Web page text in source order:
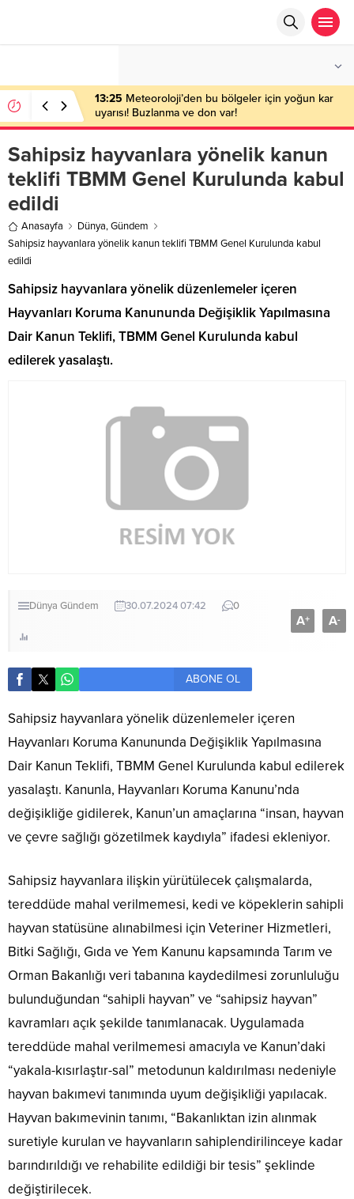
13:25 Meteoroloji’den bu bölgeler için yoğun kar
uyarısı! Buzlanma ve don var!
Sahipsiz hayvanlara yönelik kanun
teklifi TBMM Genel Kurulunda kabul
edildi
Anasayfa Dünya,Gündem
Sahipsiz hayvanlara yönelik kanun teklifi TBMM Genel Kurulunda kabul
edildi
Sahipsiz hayvanlara yönelik düzenlemeler içeren
Hayvanları Koruma Kanununda Değişiklik Yapılmasına
Dair Kanun Teklifi, TBMM Genel Kurulunda kabul
edilerek yasalaştı.
Dünya Gündem 30.07.2024 07:42 0
A+ A-
ABONE OL
Sahipsiz hayvanlara yönelik düzenlemeler içeren
Hayvanları Koruma Kanununda Değişiklik Yapılmasına
Dair Kanun Teklifi, TBMM Genel Kurulunda kabul edilerek
yasalaştı. Kanunla, Hayvanları Koruma Kanunu’nda
değişikliğe gidilerek, Kanun’un amaçlarına “insan, hayvan
ve çevre sağlığı gözetilmek kaydıyla” ifadesi ekleniyor.
Sahipsiz hayvanlara ilişkin yürütülecek çalışmalarda,
tereddüde mahal verilmemesi, kedi ve köpeklerin sahipli
hayvan statüsüne alınabilmesi için Veteriner Hizmetleri,
Bitki Sağlığı, Gıda ve Yem Kanunu kapsamında Tarım ve
Orman Bakanlığı veri tabanına kaydedilmesi zorunluluğu
bulunduğundan “sahipli hayvan” ve “sahipsiz hayvan”
kavramları açık şekilde tanımlanacak. Uygulamada
tereddüde mahal verilmemesi amacıyla ve Kanun’daki
“yakala-kısırlaştır-sal” metodunun kaldırılması nedeniyle
hayvan bakımevi tanımında uyum değişikliği yapılacak.
Hayvan bakımevinin tanımı, “Bakanlıktan izin alınmak
suretiyle kurulan ve hayvanların sahiplendirilinceye kadar
barındırıldığı ve rehabilite edildiği bir tesis” şeklinde
değiştirilecek.